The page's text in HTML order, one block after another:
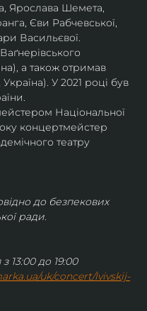
Ярослава Шемета,
Єви Рабчевської,
Васильєвої.
а також отримав
У 2021 році був
Національної
концертмейстер
театру
до безпекових
ради.
13:00 до 19:00
uk/concert/lvivskij-